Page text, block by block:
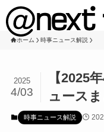
ホーム 時事ニュース解説
【2025
ュース
2025
4/03
時事ニュース解説